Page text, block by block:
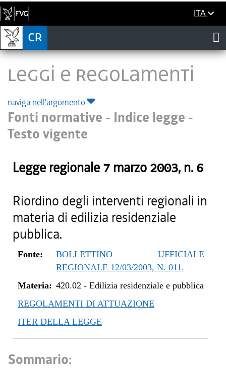
ITA
LEGGI E REGOLAMENTI
naviga nell'argomento
Fonti normative - Indice legge -
Testo vigente
Legge regionale 7 marzo 2003, n. 6
Riordino degli interventi regionali in
materia di edilizia residenziale
pubblica.
Fonte:
BOLLETTINO UFFICIALE
REGIONALE 12/03/2003, N. 011.
Materia: 420.02 - Edilizia residenziale e pubblica
REGOLAMENTI DI ATTUAZIONE
ITER DELLA LEGGE
Sommario: